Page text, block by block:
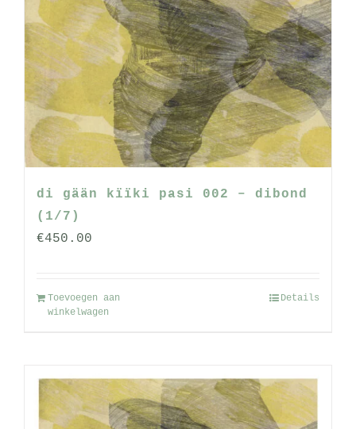
di gään kïïki pasi 002 – dibond
(1/7)
€450.00
Toevoegen aan
winkelwagen
Details